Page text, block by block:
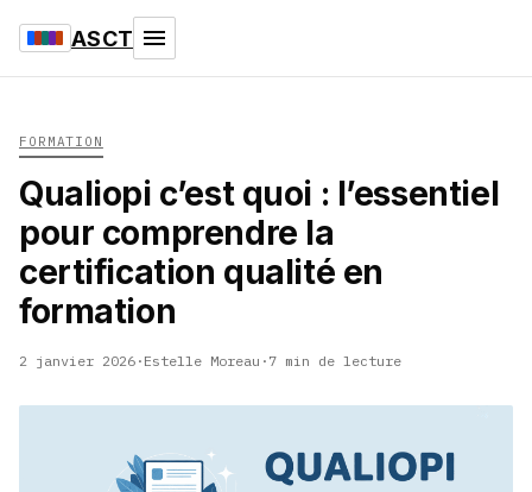
ASCT
FORMATION
Qualiopi c’est quoi : l’essentiel
pour comprendre la
certification qualité en
formation
2 janvier 2026 · Estelle Moreau · 7 min de lecture